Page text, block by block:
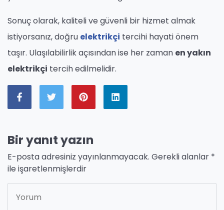
Sonuç olarak, kaliteli ve güvenli bir hizmet almak
istiyorsanız, doğru elektrikçi tercihi hayati önem
taşır. Ulaşılabilirlik açısından ise her zaman en yakın
elektrikçi tercih edilmelidir.
Bir yanıt yazın
E-posta adresiniz yayınlanmayacak. Gerekli alanlar *
ile işaretlenmişlerdir